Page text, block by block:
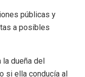
públicas y
a posibles
la dueña del
si ella conducía al